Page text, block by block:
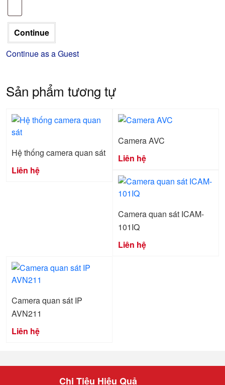
Continue as a Guest
Sản phẩm tương tự
Hệ thống camera quan sát
Liên hệ
Camera AVC
Liên hệ
Camera quan sát ICAM-
101IQ
Liên hệ
Camera quan sát IP
AVN211
Liên hệ
Chi Tiêu Hiệu Quả